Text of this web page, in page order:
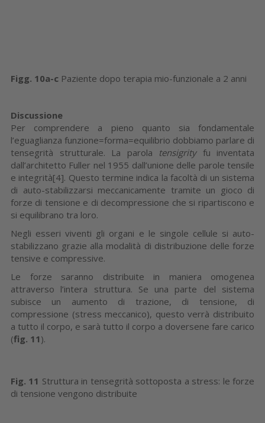
Figg. 10a-c Paziente dopo terapia mio-funzionale a 2 anni
Discussione
Per comprendere a pieno quanto sia fondamentale
l’eguaglianza funzione=forma=equilibrio dobbiamo parlare di
tensegrità strutturale. La parola tensigrityfu inventata
dall’architetto Fuller nel 1955 dall’unione delle parole tensile
e integrità[4]. Questo termine indica la facoltà di un sistema
di auto-stabilizzarsi meccanicamente tramite un gioco di
forze di tensione e di decompressione che si ripartiscono e
si equilibrano tra loro.
Negli esseri viventi gli organi e le singole cellule si auto-
stabilizzano grazie alla modalità di distribuzione delle forze
tensive e compressive.
Le forze saranno distribuite in maniera omogenea
attraverso l’intera struttura. Se una parte del sistema
subisce un aumento di trazione, di tensione, di
compressione (stress meccanico), questo verrà distribuito
a tutto il corpo, e sarà tutto il corpo a doversene fare carico
(fig. 11 ).
Fig. 11 Struttura in tensegrità sottoposta a stress: le forze
di tensione vengono distribuite